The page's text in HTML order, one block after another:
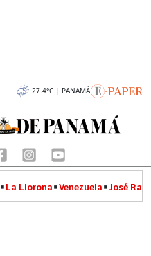
27.4°C | PANAMÁ
La Llorona Venezuela José